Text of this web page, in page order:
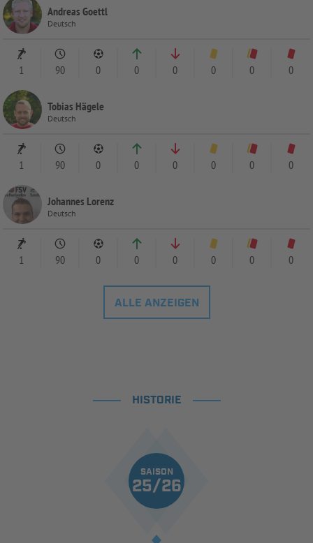
Andreas Goettl
Deutsch
1 90 0 0 0 0 0 0
Tobias Hägele
Deutsch
1 90 0 0 0 0 0 0
Johannes Lorenz
Deutsch
1 90 0 0 0 0 0 0
ALLE ANZEIGEN
HISTORIE
SAISON
25/26